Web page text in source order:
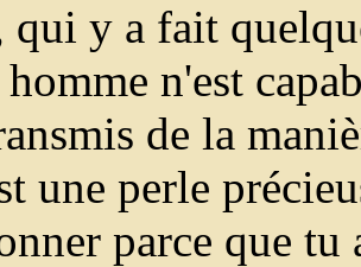
y a fait
n'est
de la
une perle
parce que